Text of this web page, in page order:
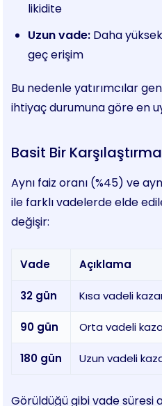
likidite
Uzun vade: Daha
geç erişim
Bu nedenle yatırımcılar
ihtiyaç durumuna göre en
Basit Bir Karşılaştırma
Aynı faiz oranı (%45) ve
ile farklı vadelerde elde
değişir:
Vade Açıklama
32 gün Kısa vadeli
90 gün Orta vadeli
180 gün Uzun vadeli
Görüldüğü gibi vade